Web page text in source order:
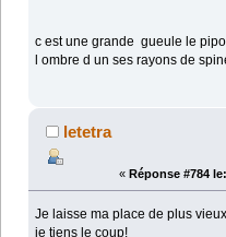
c est une grande gueule le
l ombre d un ses rayons de
letetra
« Réponse #784 le:
Je laisse ma place de plus
je tiens le coup!